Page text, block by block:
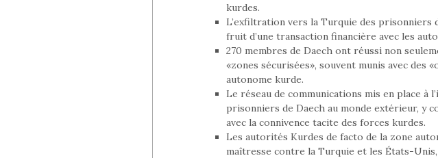
kurdes.
L’exfiltration vers la Turquie des prisonniers
fruit d’une transaction financière avec les
270 membres de Daech ont réussi non
«zones sécurisées», souvent munis avec des
autonome kurde.
Le réseau de communications mis en place à
prisonniers de Daech au monde extérieur, y
avec la connivence tacite des forces kurdes.
Les autorités Kurdes de facto de la zone
maîtresse contre la Turquie et les États-